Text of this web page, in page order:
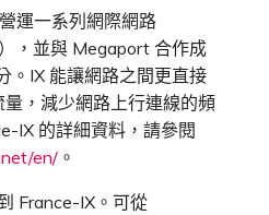
強制多重身分驗證
設定單一登入
邀請使用者加入帳戶
阿里雲專線接入
AWS Direct Connect
Azure ExpressRoute
阿里雲 MCR 連線
AWS Direct Connect
Azure MCR 連線
Aviatrix
Cisco SD-WAN
Fortinet FortiGate
路由彙總
設定 BGP 進階設定
規劃部署
建立 MVE
建立 VXC
建立 MVE
建立 VXC
連線 MVE
建立 MVE
建立 VXC
連線 MVE
建立 MVE
建立 VXC
連線 MVE
建立 MVE
建立 VXC
建立 MVE
建立 VXC
連線 MVE
建立 MVE
建立 VXC
連線 MVE
建立 MVE
建立 VXC
連線 MVE
建立 MVE
建立 VXC
連線 MVE
建立 MVE
建立 VXC
連線 MVE
建立 MVE
建立 VXC
連線 MVE
容量錯誤
Port 或 VXC 封包遺失
吞吐量與效能
VXC 連線
MCR BGP 工作階段中斷
其他 MCR 問題
SD-WAN 管理連線
IX BGP 工作階段中斷
運一系列網際網路
，並與 Megaport 合作成
。IX 能讓網路之間更直接
，減少網路上行連線的頻
IX 的詳細資料，請參閱
en/ 。
France-IX。可從